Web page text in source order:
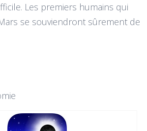
Les premiers humains qui
se souviendront sûrement de